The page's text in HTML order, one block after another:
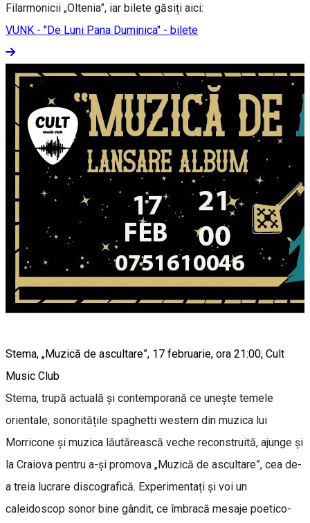
Filarmonicii „Oltenia”, iar bilete găsiți aici:
VUNK - "De Luni Pana Duminica" - bilete
Stema, „Muzică de ascultare”, 17 februarie, ora 21:00, Cult
Music Club
Stema, trupă actuală și contemporană ce unește temele
orientale, sonoritățile spaghetti western din muzica lui
Morricone și muzica lăutărească veche reconstruită, ajunge și
la Craiova pentru a-și promova „Muzică de ascultare”, cea de-
a treia lucrare discografică. Experimentați și voi un
caleidoscop sonor bine gândit, ce îmbracă mesaje poetico-